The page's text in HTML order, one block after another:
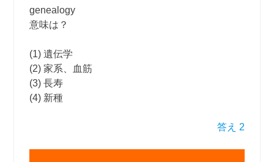
genealogy
意味は？
(1) 遺伝学
(2) 家系、血筋
(3) 長寿
(4) 新種
答え 2